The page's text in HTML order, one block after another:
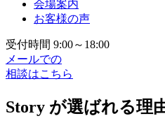
会場案内
お客様の声
受付時間 9:00～18:00
メールでの
相談はこちら
Story が選ばれる理